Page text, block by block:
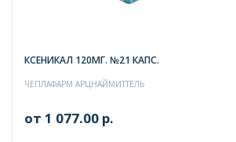
КСЕНИКАЛ 120МГ. №21 КАПС.
ЧЕПЛАФАРМ АРЦНАЙМИТТЕЛЬ
от 1 077.00 р.